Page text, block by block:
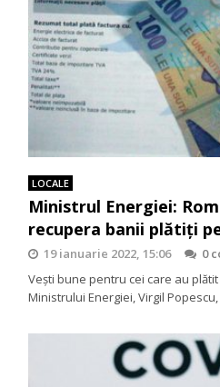
LOCALE
Ministrul Energiei:
recupera banii plătiți
19 ianuarie 2022, 15:06
0
Vești bune pentru cei care au
Ministrului Energiei, Virgil